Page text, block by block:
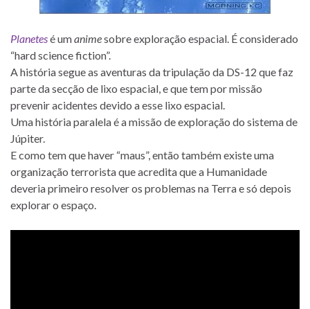
Planetesé umanimesobre exploração espacial. É considerado
“hard science fiction”.
A história segue as aventuras da tripulação da DS-12 que faz
parte da secção de lixo espacial, e que tem por missão
prevenir acidentes devido a esse lixo espacial.
Uma história paralela é a missão de exploração do sistema de
Júpiter.
E como tem que haver “maus”, então também existe uma
organização terrorista que acredita que a Humanidade
deveria primeiro resolver os problemas na Terra e só depois
explorar o espaço.